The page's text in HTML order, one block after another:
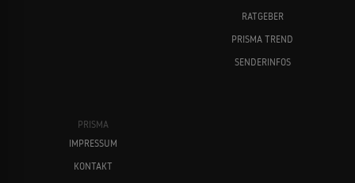
RATGEBER
PRISMA TREND
SENDERINFOS
PRISMA
IMPRESSUM
KONTAKT